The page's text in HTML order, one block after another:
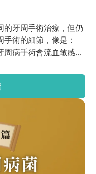
的牙周手術治療，但仍
術的細節，像是：
周病手術會流血敏感是
大集合，耐心看下去